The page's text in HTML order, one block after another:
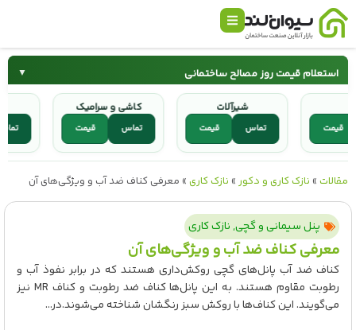
استعلام قیمت روز مصالح ساختمانی ▼
سیمان میلگرد
کاشی و سرامیک شیرآلات
کاشی و سرامیک
قیمت تماس
شیرآلات
قیمت تماس قیمت
مقالات » نازک کاری و دکور » نازک کاری » معرفی کناف ضد آب و ویژگی‌های آن
پنل سیمانی و گچی,نازک کاری
معرفی کناف ضد آب و ویژگی‌های آن
کناف ضد آب پانل‌های گچی روکش‌داری هستند که در برابر نفوذ آب و
رطوبت مقاوم هستند. به این پانل‌ها کناف ضد رطوبت و کناف MR نیز
می‌گویند. این کناف‌ها با روکش سبز رنگشان شناخته می‌شوند.در...